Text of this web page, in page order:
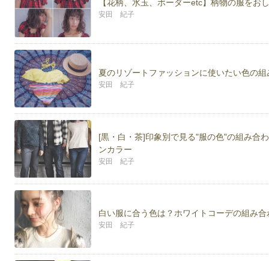
【花柄、水玉、ボーダーetc】柄物の服をお
安田 紀子
夏のリゾートファッションに使いたい色の
安田 紀子
[黒・白・茶]印象別で見る"服の色"の組み合
ンカラー
安田 紀子
白い服に合う色は？ホワイトコーデの組み
安田 紀子